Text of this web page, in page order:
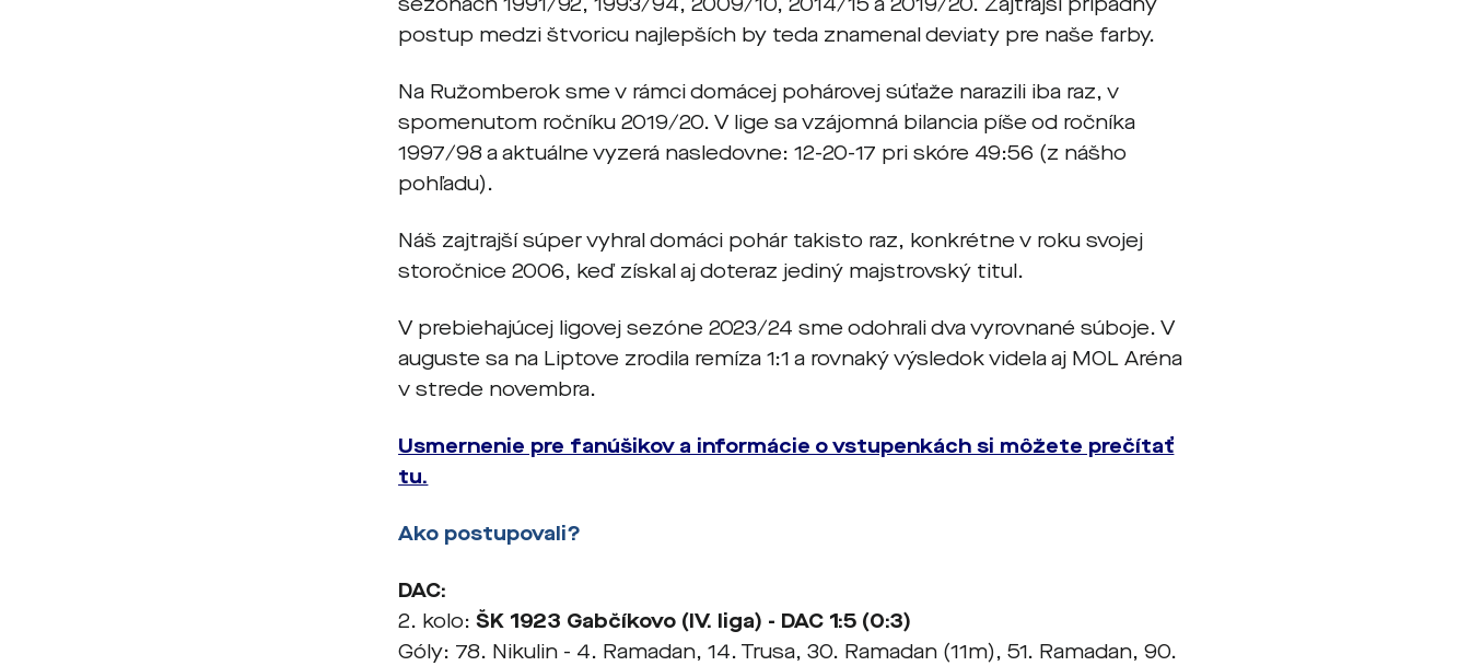
postup medzi štvoricu najlepších by teda znamenal deviaty pre naše farby.
Na Ružomberok sme v rámci domácej pohárovej súťaže narazili iba raz, v
spomenutom ročníku 2019/20. V lige sa vzájomná bilancia píše od ročníka
1997/98 a aktuálne vyzerá nasledovne: 12-20-17 pri skóre 49:56 (z nášho
pohľadu).
Náš zajtrajší súper vyhral domáci pohár takisto raz, konkrétne v roku svojej
storočnice 2006, keď získal aj doteraz jediný majstrovský titul.
V prebiehajúcej ligovej sezóne 2023/24 sme odohrali dva vyrovnané súboje. V
auguste sa na Liptove zrodila remíza 1:1 a rovnaký výsledok videla aj MOL Aréna
v strede novembra.
Usmernenie pre fanúšikov a informácie o vstupenkách si môžete prečítať
tu.
Ako postupovali?
DAC:
2. kolo:ŠK 1923 Gabčíkovo (IV. liga) - DAC 1:5 (0:3)
Góly: 78. Nikulin - 4. Ramadan, 14. Trusa, 30. Ramadan (11m), 51. Ramadan, 90.